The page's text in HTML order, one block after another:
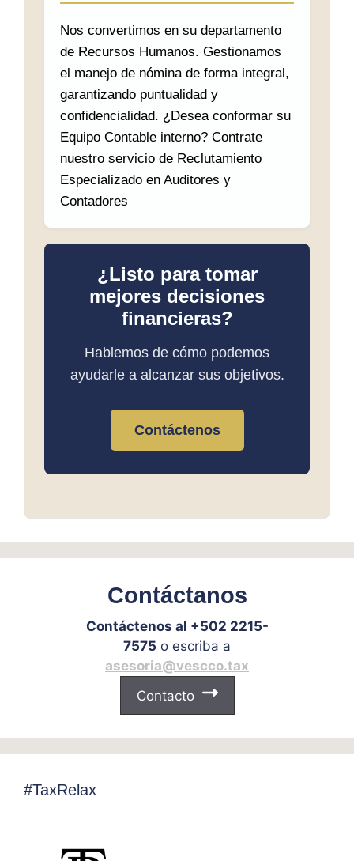
Nos convertimos en su departamento
de Recursos Humanos. Gestionamos
el manejo de nómina de forma integral,
garantizando puntualidad y
confidencialidad. ¿Desea conformar su
Equipo Contable interno? Contrate
nuestro servicio de Reclutamiento
Especializado en Auditores y
Contadores
¿Listo para tomar
mejores decisiones
financieras?
Hablemos de cómo podemos
ayudarle a alcanzar sus objetivos.
Contáctenos
Contáctanos
Contáctenos al +502 2215-
7575 o escriba a
asesoria@vescco.tax
Contacto
#TaxRelax